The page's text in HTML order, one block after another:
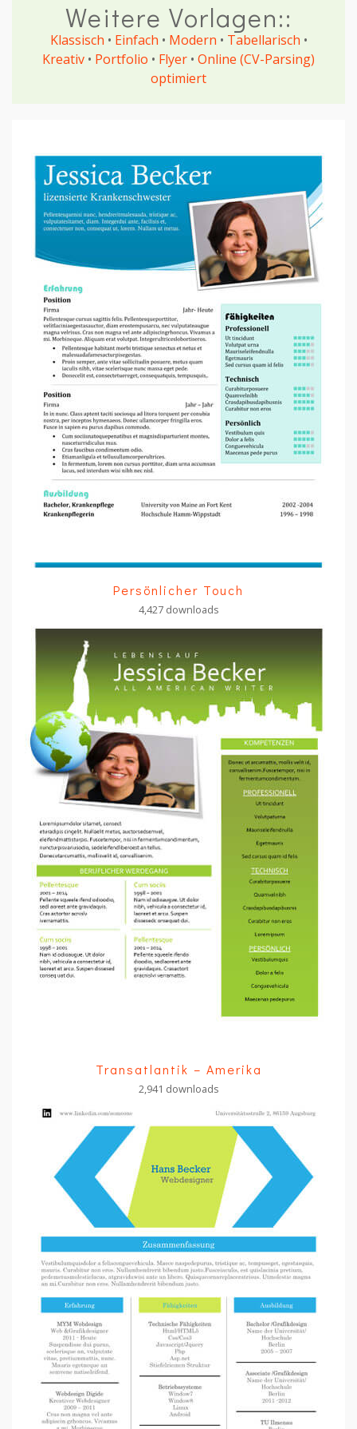
Weitere Vorlagen::
Klassisch • Einfach • Modern • Tabellarisch •
Kreativ • Portfolio • Flyer • Online (CV-Parsing)
optimiert
Persönlicher Touch
4,427 downloads
Transatlantik – Amerika
2,941 downloads